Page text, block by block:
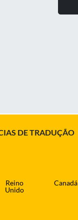
DE TRADUÇÃO
Reino
Unido
Canadá